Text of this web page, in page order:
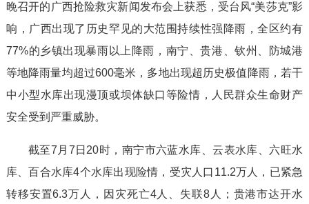
晚召开的广西抢险救灾新闻发布会上获悉，受台风“美莎克”影
响，广西出现了历史罕见的大范围持续性强降雨，全区约有
77%的乡镇出现暴雨以上降雨，南宁、贵港、钦州、防城港
等地降雨量均超过600毫米，多地出现超历史极值降雨，若干
中小型水库出现漫顶或坝体缺口等险情，人民群众生命财产
安全受到严重威胁。
截至7月7日20时，南宁市六蓝水库、云表水库、六旺水
库、百合水库4个水库出现险情，受灾人口11.2万人，已紧急
转移安置6.3万人，因灾死亡4人、失联8人；贵港市达开水